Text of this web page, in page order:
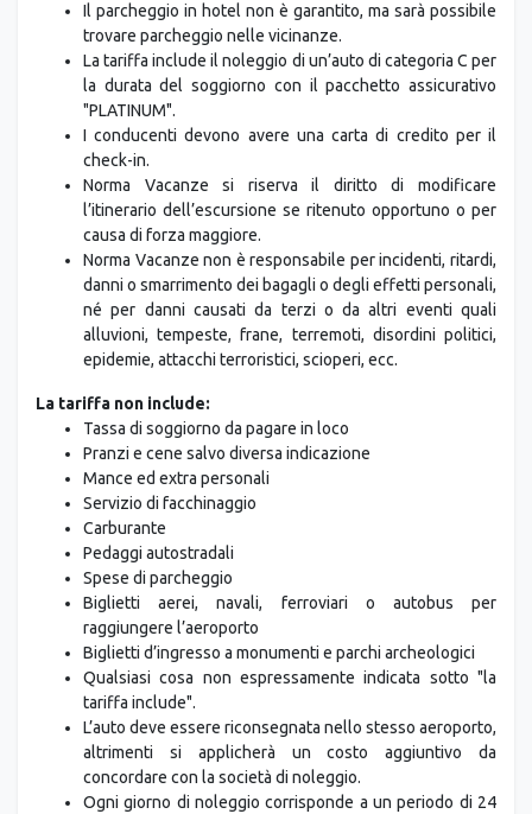
Il parcheggio in hotel non è garantito, ma sarà possibile
trovare parcheggio nelle vicinanze.
La tariffa include il noleggio di un’auto di categoria C per
la durata del soggiorno con il pacchetto assicurativo
"PLATINUM".
I conducenti devono avere una carta di credito per il
check-in.
Norma Vacanze si riserva il diritto di modificare
l’itinerario dell’escursione se ritenuto opportuno o per
causa di forza maggiore.
Norma Vacanze non è responsabile per incidenti, ritardi,
danni o smarrimento dei bagagli o degli effetti personali,
né per danni causati da terzi o da altri eventi quali
alluvioni, tempeste, frane, terremoti, disordini politici,
epidemie, attacchi terroristici, scioperi, ecc.
La tariffa non include:
Tassa di soggiorno da pagare in loco
Pranzi e cene salvo diversa indicazione
Mance ed extra personali
Servizio di facchinaggio
Carburante
Pedaggi autostradali
Spese di parcheggio
Biglietti aerei, navali, ferroviari o autobus per
raggiungere l’aeroporto
Biglietti d’ingresso a monumenti e parchi archeologici
Qualsiasi cosa non espressamente indicata sotto "la
tariffa include".
L’auto deve essere riconsegnata nello stesso aeroporto,
altrimenti si applicherà un costo aggiuntivo da
concordare con la società di noleggio.
Ogni giorno di noleggio corrisponde a un periodo di 24